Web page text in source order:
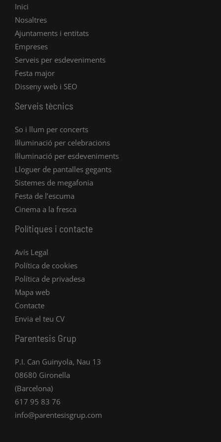
Inici
Nosaltres
Ajuntaments i entitats
Empreses
Serveis per esdeveniments
Festa major
Disseny web i SEO
Serveis tècnics
So i llum per concerts
Il·luminació per celebracions
Il·luminació per esdeveniments
Lloguer de pantalles gegants
Sistemes de megafonia
Festa de l’escuma
Cinema a la fresca
Polítiques i contacte
Avís Legal
Política de cookies
Política de privadesa
Mapa web
Contacte
Envia el teu CV
Parentesis Grup
P.I. Can Guinyola, Nau 13
08680 Gironella
(Barcelona)
617 95 83 76
info@parentesisgrup.com